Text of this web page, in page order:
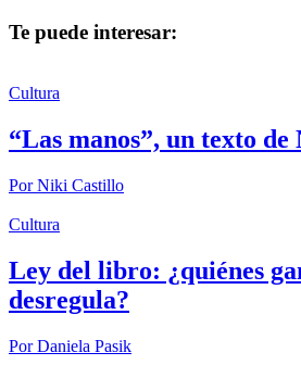
Te puede interesar:
Cultura
“Las manos”, un texto
PorNiki Castillo
Cultura
Ley del libro: ¿quiénes
desregula?
PorDaniela Pasik